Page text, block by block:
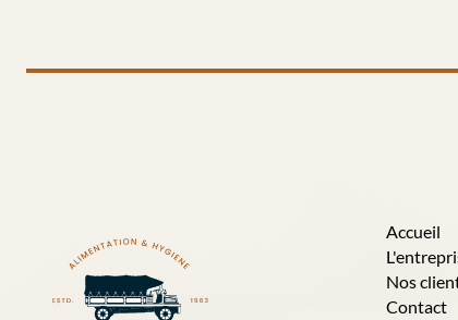
Accueil
Nos
Contact